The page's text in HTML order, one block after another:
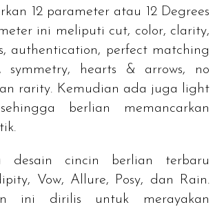
12 parameter atau 12 Degrees
ini meliputi cut, color, clarity,
authentication, perfect matching
symmetry, hearts & arrows, no
rarity. Kemudian ada juga
light
sehingga berlian memancarkan
desain cincin berlian terbaru
Vow, Allure, Posy, dan Rain.
ini dirilis untuk merayakan